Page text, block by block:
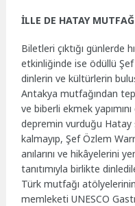
İLLE DE HATAY
Biletleri çıktığı günlerde
etkinliğinde ise ödüllü
dinlerin ve kültürlerin
Antakya mutfağından
ve biberli ekmek
depremin vurduğu
kalmayıp, Şef Özlem
anılarını ve hikâyelerini
tanıtımıyla birlikte
Türk mutfağı atölyelerinin
memleketi UNESCO